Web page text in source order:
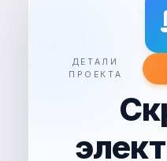
ДЕТАЛИ
ПРОЕКТА